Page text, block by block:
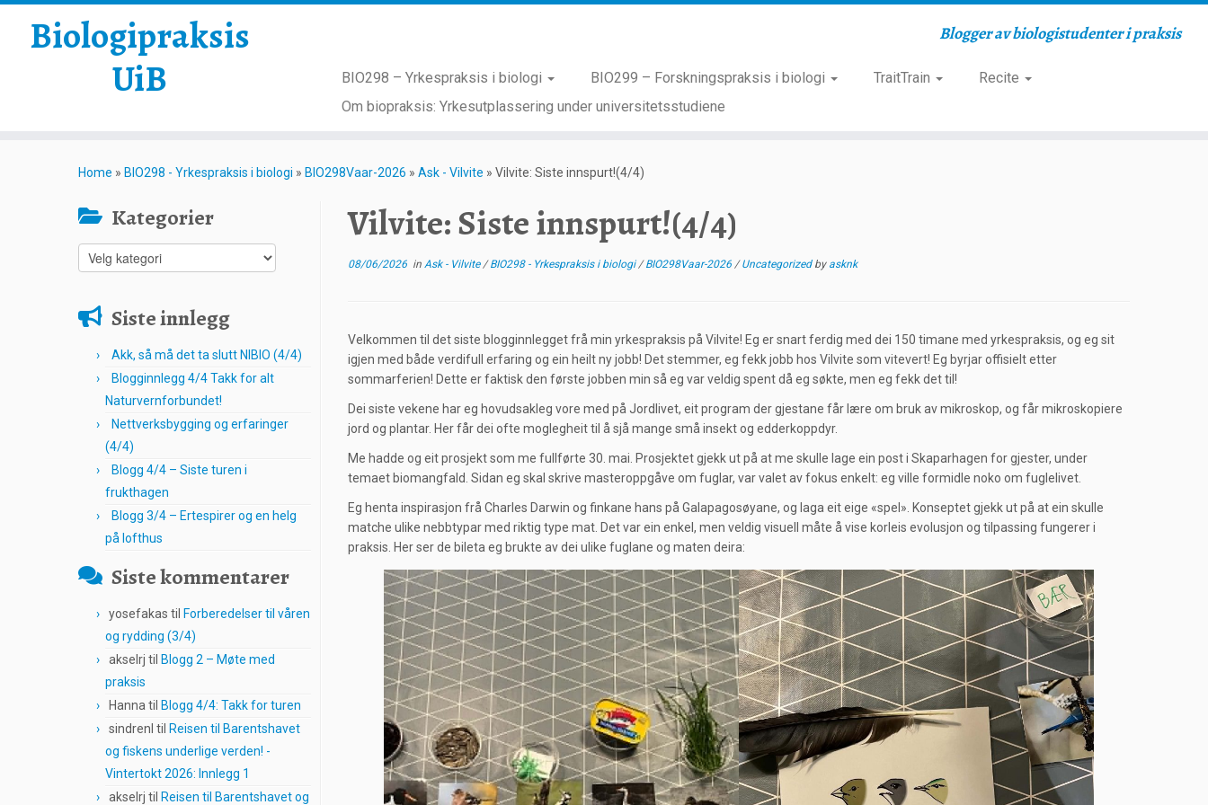
Biologipraksis
UiB
Blogger av biologistudenter i praksis
BIO298 – Yrkespraksis i biologi BIO299 – Forskningspraksis i biologi TraitTrain
Recite
Om biopraksis: Yrkesutplassering under universitetsstudiene
Home » BIO298 - Yrkespraksis i biologi » BIO298Vaar-2026 » Ask - Vilvite » Vilvite: Siste innspurt!(4/4)
Kategorier
Kategorier
Siste innlegg
Akk, så må det ta slutt NIBIO (4/4)
Blogginnlegg 4/4 Takk for alt
Naturvernforbundet!
Nettverksbygging og erfaringer
(4/4)
Blogg 4/4 – Siste turen i
frukthagen
Blogg 3/4 – Ertespirer og en helg
på lofthus
Siste kommentarer
yosefakas til Forberedelser til våren
og rydding (3/4)
akselrj til Blogg 2 – Møte med
praksis
Hanna til Blogg 4/4: Takk for turen
sindrenl til Reisen til Barentshavet
og fiskens underlige verden! -
Vintertokt 2026: Innlegg 1
akselrj til Reisen til Barentshavet og
Vilvite: Siste innspurt!(4/4)
08/06/2026 in Ask - Vilvite/BIO298 - Yrkespraksis i biologi/BIO298Vaar-2026 /Uncategorized by asknk
Velkommen til det siste blogginnlegget frå min yrkespraksis på Vilvite! Eg er snart ferdig med dei 150 timane med yrkespraksis, og eg sit
igjen med både verdifull erfaring og ein heilt ny jobb! Det stemmer, eg fekk jobb hos Vilvite som vitevert! Eg byrjar offisielt etter
sommarferien! Dette er faktisk den første jobben min så eg var veldig spent då eg søkte, men eg fekk det til!
Dei siste vekene har eg hovudsakleg vore med på Jordlivet, eit program der gjestane får lære om bruk av mikroskop, og får mikroskopiere
jord og plantar. Her får dei ofte moglegheit til å sjå mange små insekt og edderkoppdyr.
Me hadde og eit prosjekt som me fullførte 30. mai. Prosjektet gjekk ut på at me skulle lage ein post i Skaparhagen for gjester, under
temaet biomangfald. Sidan eg skal skrive masteroppgåve om fuglar, var valet av fokus enkelt: eg ville formidle noko om fuglelivet.
Eg henta inspirasjon frå Charles Darwin og finkane hans på Galapagosøyane, og laga eit eige «spel». Konseptet gjekk ut på at ein skulle
matche ulike nebbtypar med riktig type mat. Det var ein enkel, men veldig visuell måte å vise korleis evolusjon og tilpassing fungerer i
praksis. Her ser de bileta eg brukte av dei ulike fuglane og maten deira: